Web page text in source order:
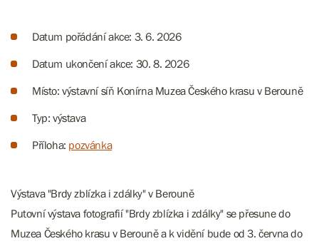
Datum pořádání akce: 3. 6. 2026
Datum ukončení akce: 30. 8. 2026
Místo: výstavní síň Konírna Muzea Českého krasu v Berouně
Typ: výstava
Příloha: pozvánka
​​​​​​​​Výstava "Brdy zblízka i zdálky" v Berouně
Putovní výstava fotografií "Brdy zblízka i zdálky" se přesune do
Muzea Českého krasu v Berouně a k vidění bude od 3. června do